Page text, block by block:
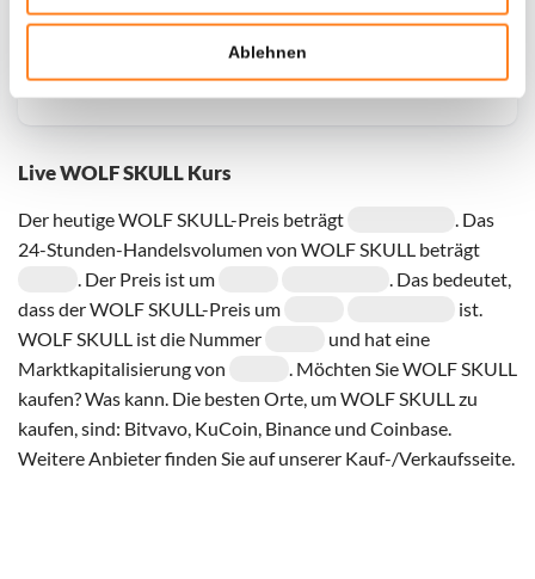
Ablehnen
Live WOLF SKULL Kurs
Der heutige WOLF SKULL-Preis beträgt
. Das
24-Stunden-Handelsvolumen von WOLF SKULL beträgt
. Der Preis ist um
. Das bedeutet,
dass der WOLF SKULL-Preis um
ist.
WOLF SKULL ist die Nummer
und hat eine
Marktkapitalisierung von
. Möchten Sie WOLF SKULL
kaufen? Was kann. Die besten Orte, um WOLF SKULL zu
kaufen, sind: Bitvavo, KuCoin, Binance und Coinbase.
Weitere Anbieter finden Sie auf unserer Kauf-/Verkaufsseite.